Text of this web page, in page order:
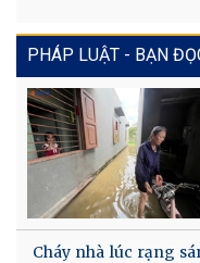
PHÁP LUẬT - BẠN
Cháy nhà lúc rạng